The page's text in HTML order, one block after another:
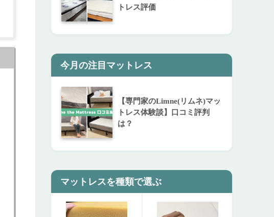
トレス評価
今月の注目マットレス
【専門家のLimne(リムネ)マッ
トレス体験談】口コミ評判
は？
マットレスを種類で選ぶ